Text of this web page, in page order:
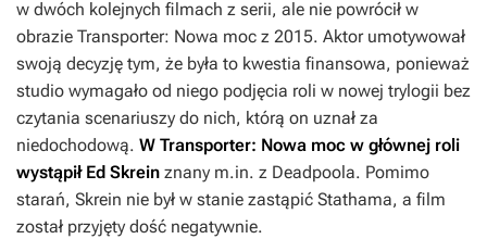
w dwóch kolejnych filmach z serii, ale nie powrócił w
obrazie Transporter: Nowa moc z 2015. Aktor umotywował
swoją decyzję tym, że była to kwestia finansowa, ponieważ
studio wymagało od niego podjęcia roli w nowej trylogii bez
czytania scenariuszy do nich, którą on uznał za
niedochodową. W Transporter: Nowa moc w głównej roli
wystąpił Ed Skrein znany m.in. z Deadpoola. Pomimo
starań, Skrein nie był w stanie zastąpić Stathama, a film
został przyjęty dość negatywnie.